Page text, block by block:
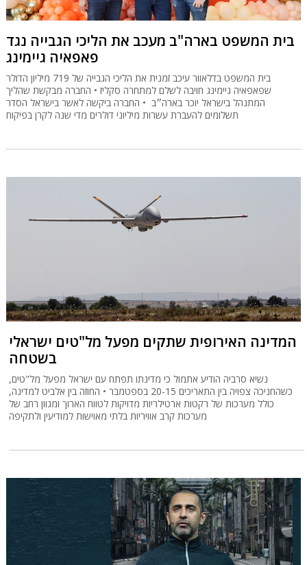
בית המשפט בארה"ב מעכב את הליכי הגבייה נגד
פאפאיה גיימינג
בית המשפט בדלאוור עיכב זמנית את הליכי הגבייה של 719 מיליון הדולר
שפאפאיה גיימינג חויבה לשלם למתחרה סקליז • החברה מבקשת שהליך
המתנהל בישראל יוכר בארה״ב • החברה ביקשה לאשר בישראל הסדר
תשלומים להעברת עשרות מיליוני דולרים מדי שנה לקרן בפיקוח
המדינה האירופית שתקים מפעל מל"טים ישראלי
בשטחה
נשיא סרביה הודיע אתמול כי מדינתו תפתח עם ישראל מפעל מל"טים,
כשהחניכה צפויה בין התאריכים 20-15 בספטמבר • החוזה בין אלביט למדינה,
כולל מערכות של רקטות ארטילריות מדויקות לטווח הארוך ומגוון רחב של
מערכות קרב אוויריות בלתי מאוישות למודיעין ולתקיפה